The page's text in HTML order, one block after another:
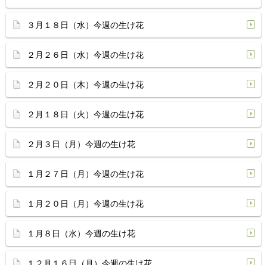
３月１８日（水）今週の生け花
２月２６日（水）今週の生け花
２月２０日（木）今週の生け花
２月１８日（火）今週の生け花
２月３日（月）今週の生け花
１月２７日（月）今週の生け花
１月２０日（月）今週の生け花
１月８日（水）今週の生け花